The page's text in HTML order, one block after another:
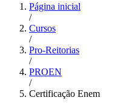
Página inicial
/
Cursos
/
Pro-Reitorias
/
PROEN
/
Certificação Enem